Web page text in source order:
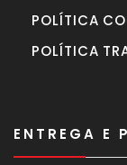
POLÍTICA
POLÍTICA
ENTREGA E